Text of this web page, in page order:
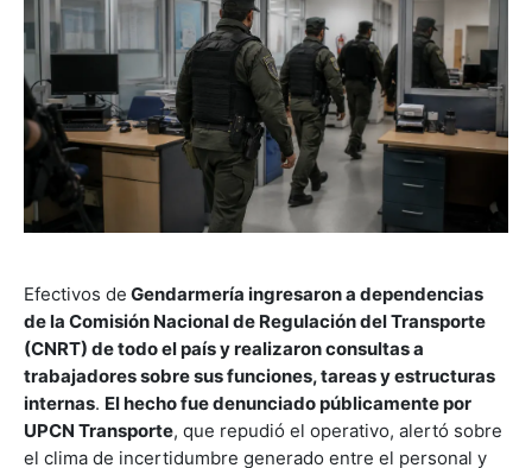
Efectivos de Gendarmería ingresaron a dependencias
de la Comisión Nacional de Regulación del Transporte
(CNRT) de todo el país y realizaron consultas a
trabajadores sobre sus funciones, tareas y estructuras
internas. El hecho fue denunciado públicamente por
UPCN Transporte, que repudió el operativo, alertó sobre
el clima de incertidumbre generado entre el personal y